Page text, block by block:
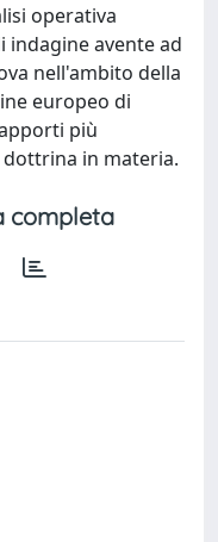
operativa
avente ad
nell'ambito della
europeo di
più
in materia.
completa